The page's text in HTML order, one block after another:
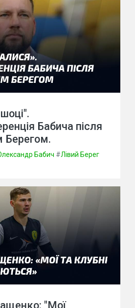
Бабича після
Берегом.
Бабич #Лівий Берег
"Мої